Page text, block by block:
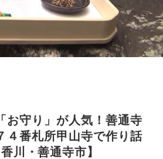
お守り」が人気！善通寺
４番札所甲山寺で作り話
川・善通寺市】